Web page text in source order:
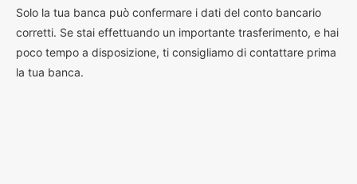
Solo la tua banca può confermare i dati del conto bancario
corretti. Se stai effettuando un importante trasferimento, e hai
poco tempo a disposizione, ti consigliamo di contattare prima
la tua banca.